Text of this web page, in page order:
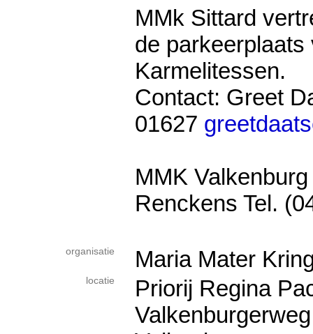
MMk Sittard
de
Karmelitessen.
Contact: Greet
01627
MMK
Renckens Tel.
organisatie Maria Mater
locatie
Priorij Regina